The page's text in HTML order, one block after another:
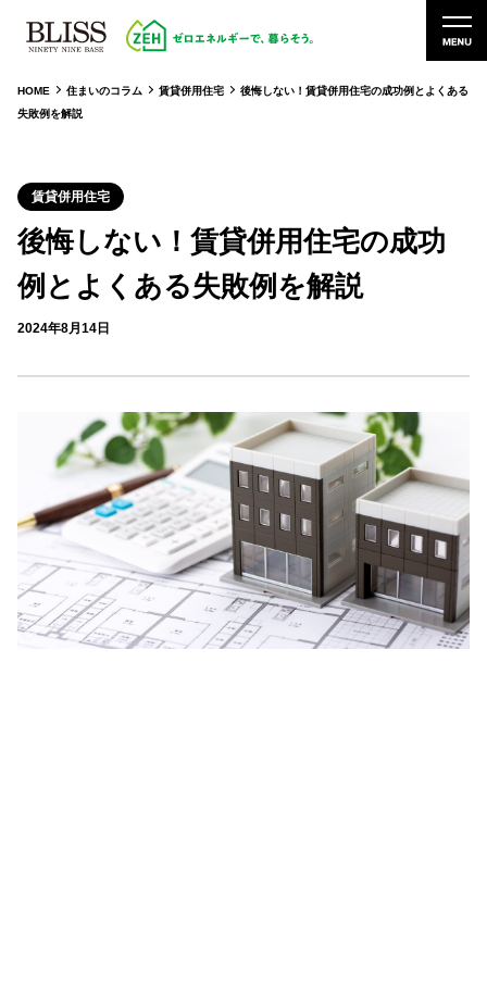
HOME 住まいのコラム 賃貸併用住宅
後悔しない！賃貸併用住宅の成功例とよくある
失敗例を解説
賃貸併用住宅
後悔しない！賃貸併用住宅の成功
例とよくある失敗例を解説
2024年8月14日